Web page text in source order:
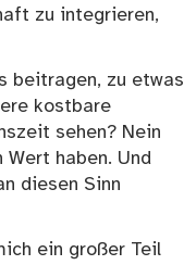
zu integrieren,
beitragen, zu etwas
kostbare
sehen? Nein
haben. Und
diesen Sinn
ein großer Teil